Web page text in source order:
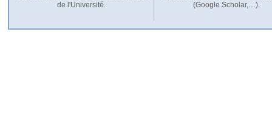
de l'Université.
(Google Scholar,…).